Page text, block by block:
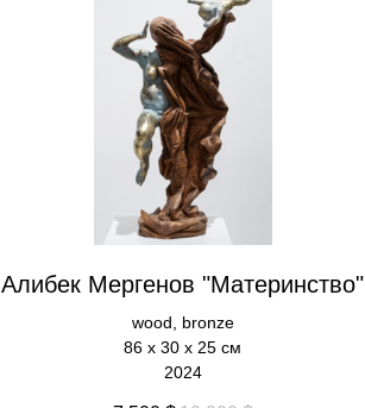
Алибек Мергенов "Материнство"
wood, bronze
86 х 30 х 25 см
2024